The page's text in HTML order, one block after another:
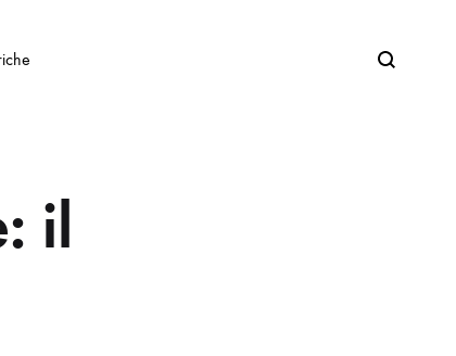
Search
il